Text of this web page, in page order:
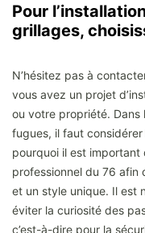
Pour
grillages,
N’hésitez pas à
vous avez un projet
ou votre propriété. Dans
fugues, il faut considérer
pourquoi il est
professionnel du 76 afin
et un style unique. Il est
éviter la curiosité des
c’est-à-dire pour la